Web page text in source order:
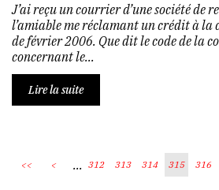
J’ai reçu un courrier d’une société de
l’amiable me réclamant un crédit à
de février 2006. Que dit le code de la
concernant le...
Lire la suite
<< < ... 312 313 314 315 316